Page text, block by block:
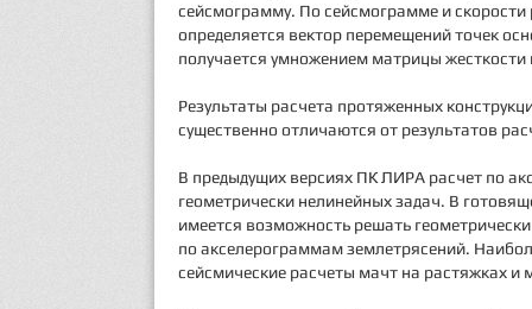
сейсмограмму. По сейсмограмме и
определяется вектор перемещений точек
получается умножением матрицы
Результаты расчета протяженных
существенно отличаются от результатов
В предыдущих версиях ПК ЛИРА расчет по
геометрически нелинейных задач. В
имеется возможность решать
по акселерограммам землетрясений.
сейсмические расчеты мачт на растяжках